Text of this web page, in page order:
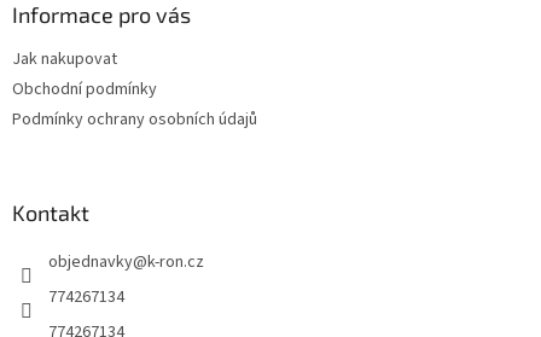
Informace pro vás
Jak nakupovat
Obchodní podmínky
Podmínky ochrany osobních údajů
Kontakt
objednavky@k-ron.cz
774267134